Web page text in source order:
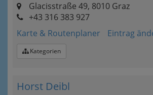
Glacisstraße 49, 8010 Graz
+43 316 383 927
Karte & Routenplaner
Eintrag
Kategorien
Horst Deibl